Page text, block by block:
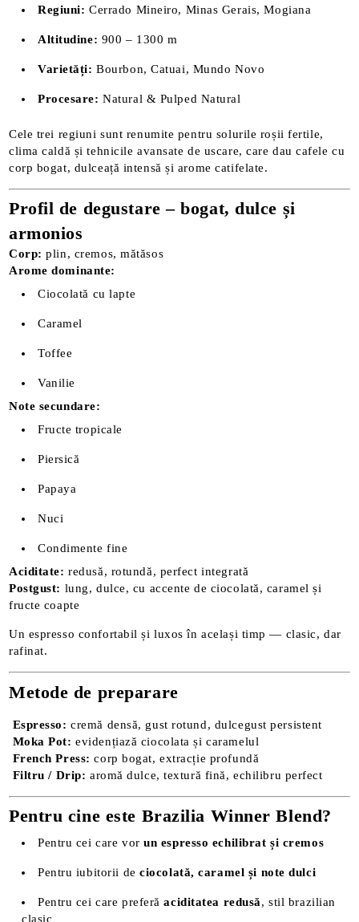
Regiuni: Cerrado Mineiro, Minas Gerais, Mogiana
Altitudine: 900 – 1300 m
Varietăți: Bourbon, Catuai, Mundo Novo
Procesare: Natural & Pulped Natural
Cele trei regiuni sunt renumite pentru solurile roșii fertile,
clima caldă și tehnicile avansate de uscare, care dau cafele cu
corp bogat, dulceață intensă și arome catifelate.
Profil de degustare – bogat, dulce și
armonios
Corp: plin, cremos, mătăsos
Arome dominante:
Ciocolată cu lapte
Caramel
Toffee
Vanilie
Note secundare:
Fructe tropicale
Piersică
Papaya
Nuci
Condimente fine
Aciditate: redusă, rotundă, perfect integrată
Postgust: lung, dulce, cu accente de ciocolată, caramel și
fructe coapte
Un espresso confortabil și luxos în același timp — clasic, dar
rafinat.
Metode de preparare
Espresso: cremă densă, gust rotund, dulcegust persistent
Moka Pot: evidențiază ciocolata și caramelul
French Press: corp bogat, extracție profundă
Filtru / Drip: aromă dulce, textură fină, echilibru perfect
Pentru cine este Brazilia Winner Blend?
Pentru cei care vorun espresso echilibrat și cremos
Pentru iubitorii deciocolată, caramel și note dulci
Pentru cei care preferăaciditatea redusă, stil brazilian
clasic